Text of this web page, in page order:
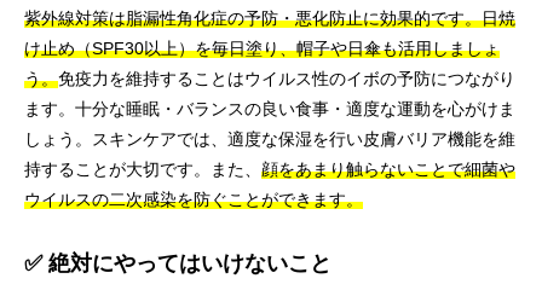
紫外線対策は脂漏性角化症の予防・悪化防止に効果的です。日焼
け止め（SPF30以上）を毎日塗り、帽子や日傘も活用しましょ
う。免疫力を維持することはウイルス性のイボの予防につながり
ます。十分な睡眠・バランスの良い食事・適度な運動を心がけま
しょう。スキンケアでは、適度な保湿を行い皮膚バリア機能を維
持することが大切です。また、 顔をあまり触らないことで細菌や
ウイルスの二次感染を防ぐことができます。
✅ 絶対にやってはいけないこと